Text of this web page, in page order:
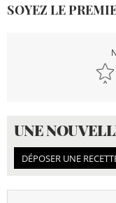
SOYEZ LE
UNE
DÉPOSER UNE